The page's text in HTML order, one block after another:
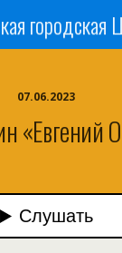
городская
07.06.2023
«Евгений